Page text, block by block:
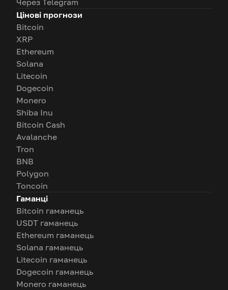
Через Telegram
Цінові прогнози
Bitcoin
XRP
Ethereum
Solana
Litecoin
Dogecoin
Monero
Shiba Inu
Bitcoin Cash
Avalanche
Tron
BNB
Polygon
Toncoin
Гаманці
Bitcoin гаманець
USDT гаманець
Ethereum гаманець
Solana гаманець
Litecoin гаманець
Dogecoin гаманець
Monero гаманець